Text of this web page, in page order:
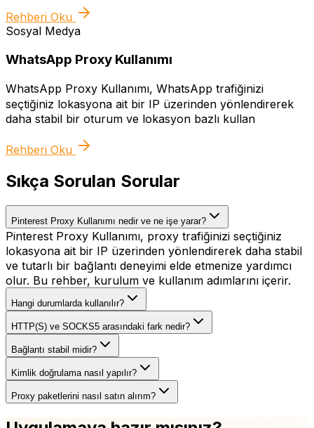
Rehberi Oku
Sosyal Medya
WhatsApp Proxy Kullanımı
WhatsApp Proxy Kullanımı, WhatsApp trafiğinizi
seçtiğiniz lokasyona ait bir IP üzerinden yönlendirerek
daha stabil bir oturum ve lokasyon bazlı kullan
Rehberi Oku
Sıkça Sorulan Sorular
Pinterest Proxy Kullanımı nedir ve ne işe yarar?
Pinterest Proxy Kullanımı, proxy trafiğinizi seçtiğiniz
lokasyona ait bir IP üzerinden yönlendirerek daha stabil
ve tutarlı bir bağlantı deneyimi elde etmenize yardımcı
olur. Bu rehber, kurulum ve kullanım adımlarını içerir.
Hangi durumlarda kullanılır?
HTTP(S) ve SOCKS5 arasındaki fark nedir?
Bağlantı stabil midir?
Kimlik doğrulama nasıl yapılır?
Proxy paketlerini nasıl satın alırım?